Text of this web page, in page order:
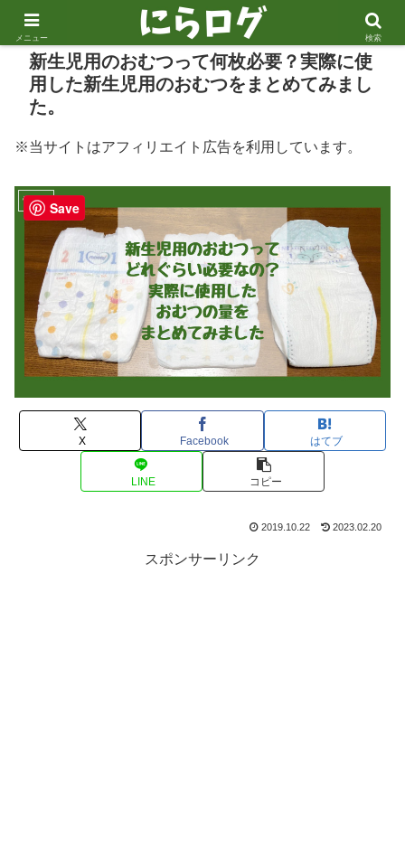
新生児用のおむつって何枚必要？実際に使
用した新生児用のおむつをまとめてみまし
た。
※当サイトはアフィリエイト広告を利用しています。
悩み事
X Facebook はてブ
LINE コピー
2019.10.22 2023.02.20
スポンサーリンク
メニュー 検索
Save